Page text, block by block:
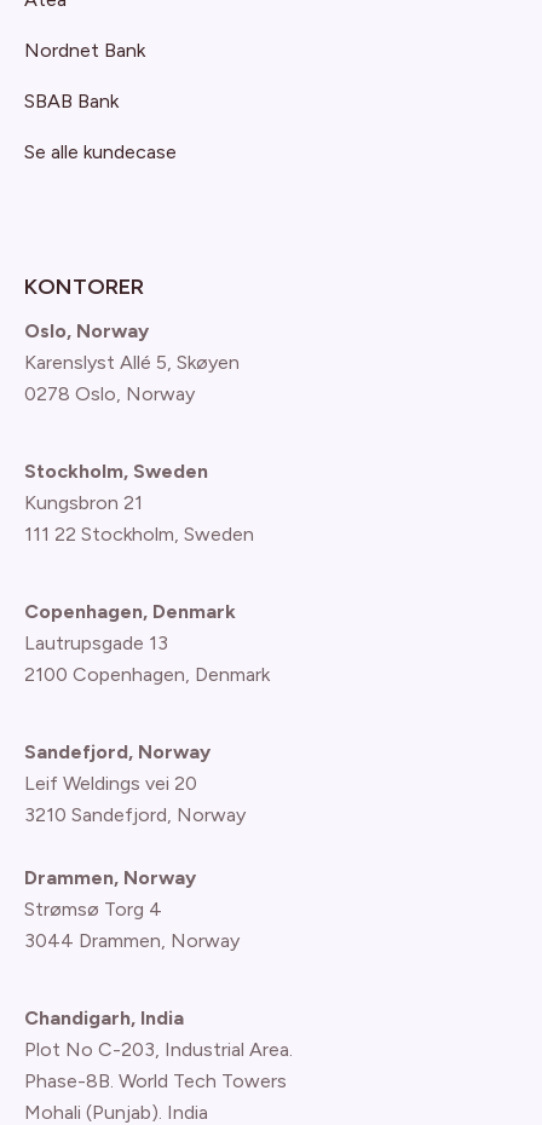
Nordnet Bank
SBAB Bank
Se alle kundecase
KONTORER
Oslo, Norway
Karenslyst Allé 5, Skøyen
0278 Oslo, Norway
Stockholm, Sweden
Kungsbron 21
111 22 Stockholm, Sweden
Copenhagen, Denmark
Lautrupsgade 13
2100 Copenhagen, Denmark
Sandefjord, Norway
Leif Weldings vei 20
3210 Sandefjord, Norway
Drammen, Norway
Strømsø Torg 4
3044 Drammen, Norway
Chandigarh, India
Plot No C-203, Industrial Area.
Phase-8B. World Tech Towers
Mohali (Punjab). India